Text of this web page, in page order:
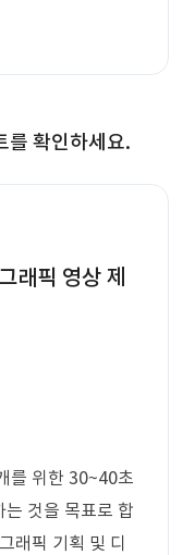
를 확인하세요.
래픽 영상 제
를 위한 30~40초
것을 목표로 합
래픽 기획 및 디